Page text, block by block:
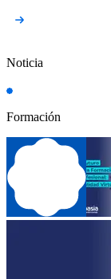
Noticia
Formación